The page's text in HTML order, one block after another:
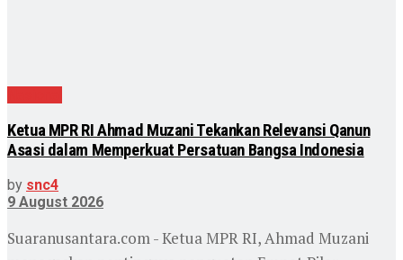
Ketua MPR RI Ahmad Muzani Tekankan Relevansi Qanun
Asasi dalam Memperkuat Persatuan Bangsa Indonesia
by snc4
9 August 2026
Suaranusantara.com - Ketua MPR RI, Ahmad Muzani